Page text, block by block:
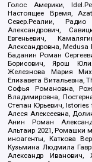
Голос Америки,
Настоящее Время,
Север.Реалии,
Александрович,
Евгеньевич,
Александровна, Medusa
Баданин Роман
Борисович, Ярош
Железнова Мария
Елизавета Витальевна,
Софья Романовна,
Владимировна,
Степан Юрьевич,
Алеся Алексеевна,
Анин Роман
Альтаир 2021, Ромашки
иноагенты, Каткова
Кузьмина Людмила
Александр